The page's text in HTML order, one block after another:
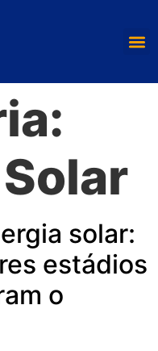
solar:
estádios
o